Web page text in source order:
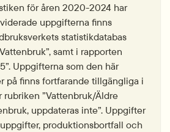
för åren 2020-2024 har
uppgifterna finns
statistikdatabas
samt i rapporten
Uppgifterna som den här
på finns fortfarande tillgängliga i
rubriken ”Vattenbruk/Äldre
uppdateras inte”. Uppgifter
produktionsbortfall och